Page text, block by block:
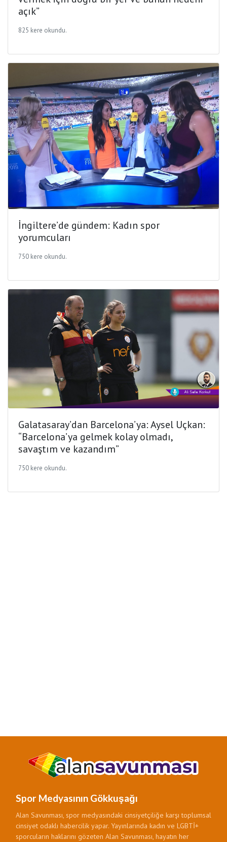
açık”
825 kere okundu.
İngiltere’de gündem: Kadın spor
yorumcuları
750 kere okundu.
Galatasaray’dan Barcelona’ya: Aysel Uçkan:
“Barcelona’ya gelmek kolay olmadı,
savaştım ve kazandım”
750 kere okundu.
Spor Medyasının Gökkuşağı
Alan Savunması, spor medyasındaki cinsiyetçiliğe karşı toplumsal
cinsiyet odaklı habercilik yapar. Yayınlarında kadın ve LGBTİ+
sporcuların haklarını gözeten Alan Savunması, hayatın her